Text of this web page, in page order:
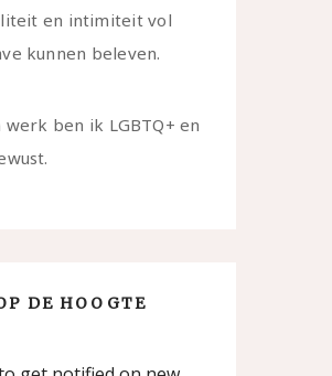
en intimiteit vol
kunnen beleven.
ben ik LGBTQ+ en
DE HOOGTE